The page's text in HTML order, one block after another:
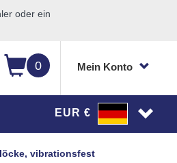
oder ein
0 Mein Konto
EUR €
vibrationsfest